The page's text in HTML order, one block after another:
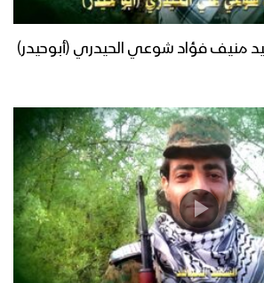
منيف فؤاد شوعي الحيدري (أبوحيدر)